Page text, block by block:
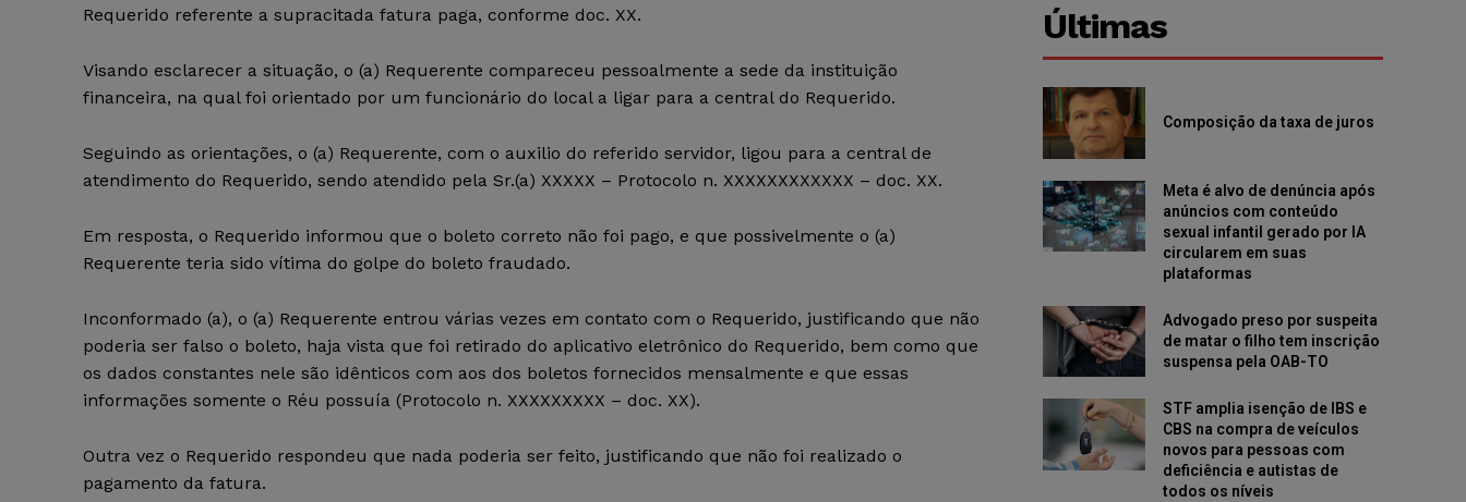
Requerido referente a supracitada fatura paga, conforme doc. XX.
Visando esclarecer a situação, o (a) Requerente compareceu pessoalmente a sede da instituição
financeira, na qual foi orientado por um funcionário do local a ligar para a central do Requerido.
Seguindo as orientações, o (a) Requerente, com o auxilio do referido servidor, ligou para a central de
atendimento do Requerido, sendo atendido pela Sr.(a) XXXXX – Protocolo n. XXXXXXXXXXXX – doc. XX.
Em resposta, o Requerido informou que o boleto correto não foi pago, e que possivelmente o (a)
Requerente teria sido vítima do golpe do boleto fraudado.
Inconformado (a), o (a) Requerente entrou várias vezes em contato com o Requerido, justificando que não
poderia ser falso o boleto, haja vista que foi retirado do aplicativo eletrônico do Requerido, bem como que
os dados constantes nele são idênticos com aos dos boletos fornecidos mensalmente e que essas
informações somente o Réu possuía (Protocolo n. XXXXXXXXX – doc. XX).
Outra vez o Requerido respondeu que nada poderia ser feito, justificando que não foi realizado o
pagamento da fatura.
Últimas
Composição da taxa de juros
Meta é alvo de denúncia após
anúncios com conteúdo
sexual infantil gerado por IA
circularem em suas
plataformas
Advogado preso por suspeita
de matar o filho tem inscrição
suspensa pela OAB-TO
STF amplia isenção de IBS e
CBS na compra de veículos
novos para pessoas com
deficiência e autistas de
todos os níveis